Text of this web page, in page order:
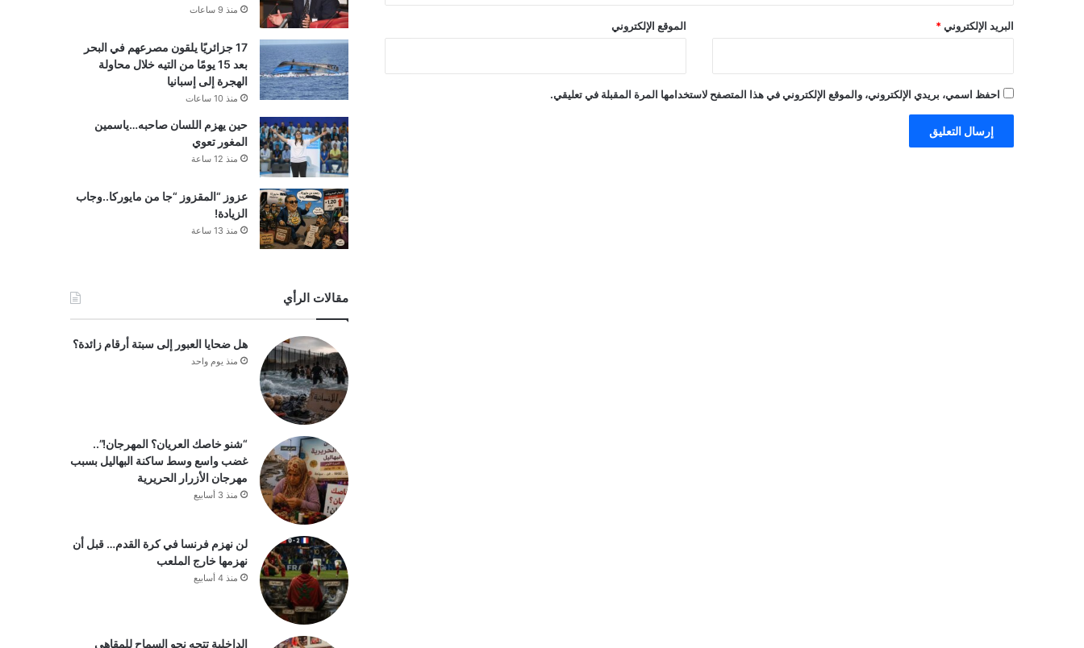
البريد الإلكتروني * الموقع الإلكتروني
احفظ اسمي، بريدي الإلكتروني، والموقع الإلكتروني في هذا المتصفح لاستخدامها المرة المقبلة في تعليقي.
منذ 9 ساعات
17 جزائريًا يلقون مصرعهم في البحر
بعد 15 يومًا من التيه خلال محاولة
الهجرة إلى إسبانيا
منذ 10 ساعات
حين يهزم اللسان صاحبه…ياسمين
المغور تعوي
منذ 12 ساعة
عزوز “المقزوز “جا من مايوركا..وجاب
الزيادة!
منذ 13 ساعة
مقالات الرأي
هل ضحايا العبور إلى سبتة أرقام زائدة؟
منذ يوم واحد
“شنو خاصك العريان؟ المهرجان!”..
غضب واسع وسط ساكنة البهاليل بسبب
مهرجان الأزرار الحريرية
منذ 3 أسابيع
لن نهزم فرنسا في كرة القدم… قبل أن
نهزمها خارج الملعب
منذ 4 أسابيع
الداخلية تتجه نحو السماح للمقاهي